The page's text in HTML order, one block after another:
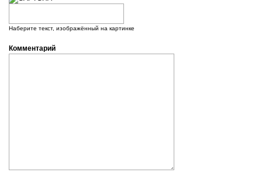
Наберите текст, изображённый на картинке
Комментарий